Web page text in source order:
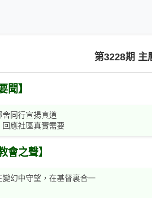
第3228期 主
聞】
舍同行宣揚真道
應社區真實需要
會之聲】
變幻中守望，在基督裏合一